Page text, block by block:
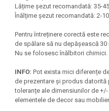
Lățime șezut recomandată: 35-
Înălțime șezut recomandată: 2-
Pentru întreținere corectă este
de spălare să nu depășească 30
Nu se folosesc înălbitori chimici.
INFO: Pot exista mici diferențe
de prezentare și produs datorită
toleranțe ale dimensiunilor de
elementele de decor sau